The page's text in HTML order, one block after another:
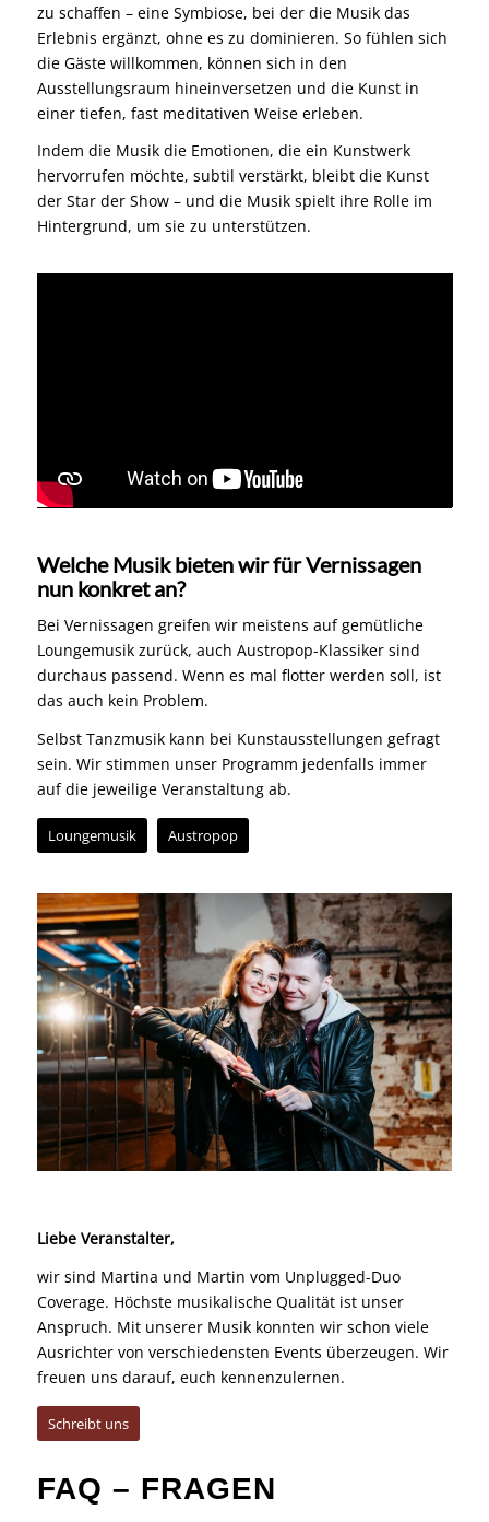
zu schaffen – eine Symbiose, bei der die Musik das
Erlebnis ergänzt, ohne es zu dominieren. So fühlen sich
die Gäste willkommen, können sich in den
Ausstellungsraum hineinversetzen und die Kunst in
einer tiefen, fast meditativen Weise erleben.
Indem die Musik die Emotionen, die ein Kunstwerk
hervorrufen möchte, subtil verstärkt, bleibt die Kunst
der Star der Show – und die Musik spielt ihre Rolle im
Hintergrund, um sie zu unterstützen.
Welche Musik bieten wir für Vernissagen
nun konkret an?
Bei Vernissagen greifen wir meistens auf gemütliche
Loungemusik zurück, auch Austropop-Klassiker sind
durchaus passend. Wenn es mal flotter werden soll, ist
das auch kein Problem.
Selbst Tanzmusik kann bei Kunstausstellungen gefragt
sein. Wir stimmen unser Programm jedenfalls immer
auf die jeweilige Veranstaltung ab.
Loungemusik Austropop
Liebe Veranstalter,
wir sind Martina und Martin vom Unplugged-Duo
Coverage. Höchste musikalische Qualität ist unser
Anspruch. Mit unserer Musik konnten wir schon viele
Ausrichter von verschiedensten Events überzeugen. Wir
freuen uns darauf, euch kennenzulernen.
Schreibt uns
FAQ – FRAGEN